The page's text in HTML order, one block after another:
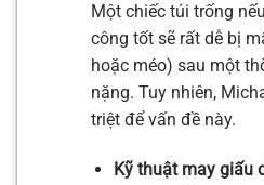
Một chiếc túi trống
công tốt sẽ rất dễ bị
hoặc méo) sau một
nặng. Tuy nhiên,
triệt để vấn đề này.
Kỹ thuật may giấu